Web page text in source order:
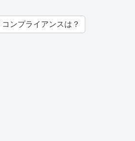
コンプライアンスは？